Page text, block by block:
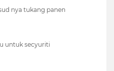
nya tukang panen
untuk secyuriti